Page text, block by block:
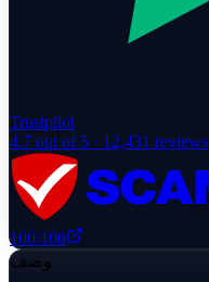
Trustpilot
4.7 out of 5 · 12,431 reviews
100/100
وصف